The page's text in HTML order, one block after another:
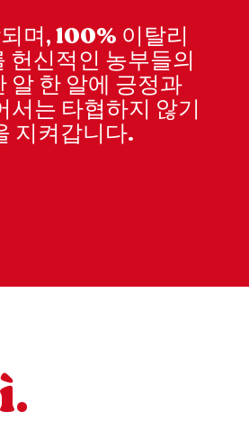
며, 100% 이탈리
헌신적인 농부들의
알 한 알에 긍정과
서는 타협하지 않기
지켜갑니다.